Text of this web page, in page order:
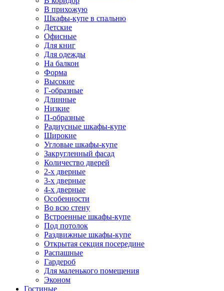
В прихожую
Шкафы-купе в спальню
Детские
Офисные
Для книг
Для одежды
На балкон
Форма
Высокие
Г-образные
Длинные
Низкие
П-образные
Радиусные шкафы-купе
Широкие
Угловые шкафы-купе
Закругленный фасад
Количество дверей
2-х дверные
3-х дверные
4-х дверные
Особенности
Во всю стену
Встроенные шкафы-купе
Под потолок
Раздвижные шкафы-купе
Открытая секция посередине
Распашные
Гардероб
Для маленького помещения
Эконом
Гостиные